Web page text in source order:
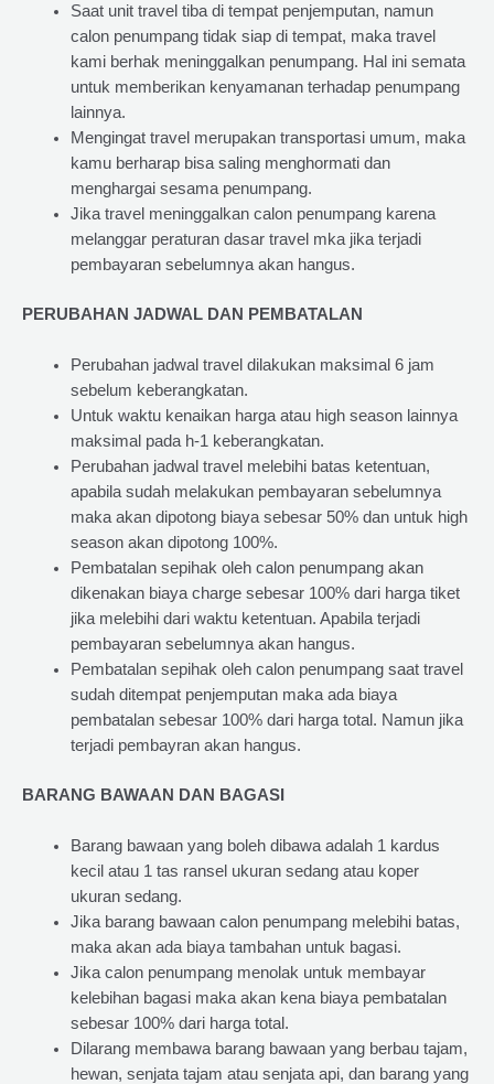
Saat unit travel tiba di tempat penjemputan, namun
calon penumpang tidak siap di tempat, maka travel
kami berhak meninggalkan penumpang. Hal ini semata
untuk memberikan kenyamanan terhadap penumpang
lainnya.
Mengingat travel merupakan transportasi umum, maka
kamu berharap bisa saling menghormati dan
menghargai sesama penumpang.
Jika travel meninggalkan calon penumpang karena
melanggar peraturan dasar travel mka jika terjadi
pembayaran sebelumnya akan hangus.
PERUBAHAN JADWAL DAN PEMBATALAN
Perubahan jadwal travel dilakukan maksimal 6 jam
sebelum keberangkatan.
Untuk waktu kenaikan harga atau high season lainnya
maksimal pada h-1 keberangkatan.
Perubahan jadwal travel melebihi batas ketentuan,
apabila sudah melakukan pembayaran sebelumnya
maka akan dipotong biaya sebesar 50% dan untuk high
season akan dipotong 100%.
Pembatalan sepihak oleh calon penumpang akan
dikenakan biaya charge sebesar 100% dari harga tiket
jika melebihi dari waktu ketentuan. Apabila terjadi
pembayaran sebelumnya akan hangus.
Pembatalan sepihak oleh calon penumpang saat travel
sudah ditempat penjemputan maka ada biaya
pembatalan sebesar 100% dari harga total. Namun jika
terjadi pembayran akan hangus.
BARANG BAWAAN DAN BAGASI
Barang bawaan yang boleh dibawa adalah 1 kardus
kecil atau 1 tas ransel ukuran sedang atau koper
ukuran sedang.
Jika barang bawaan calon penumpang melebihi batas,
maka akan ada biaya tambahan untuk bagasi.
Jika calon penumpang menolak untuk membayar
kelebihan bagasi maka akan kena biaya pembatalan
sebesar 100% dari harga total.
Dilarang membawa barang bawaan yang berbau tajam,
hewan, senjata tajam atau senjata api, dan barang yang